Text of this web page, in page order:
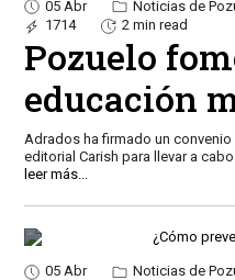
05 Abr Noticias de
1714
2 min read
Pozuelo
educación
Adrados ha firmado un
editorial Carish para llevar a
leer más...
05 Abr Noticias de